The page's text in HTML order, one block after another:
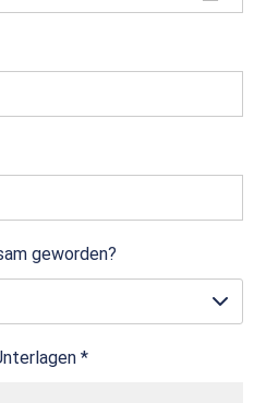
geworden?
*